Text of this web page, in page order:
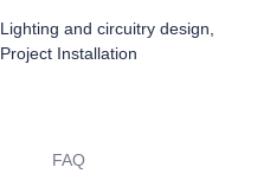
Lighting and circuitry design,
Project Installation
FAQ